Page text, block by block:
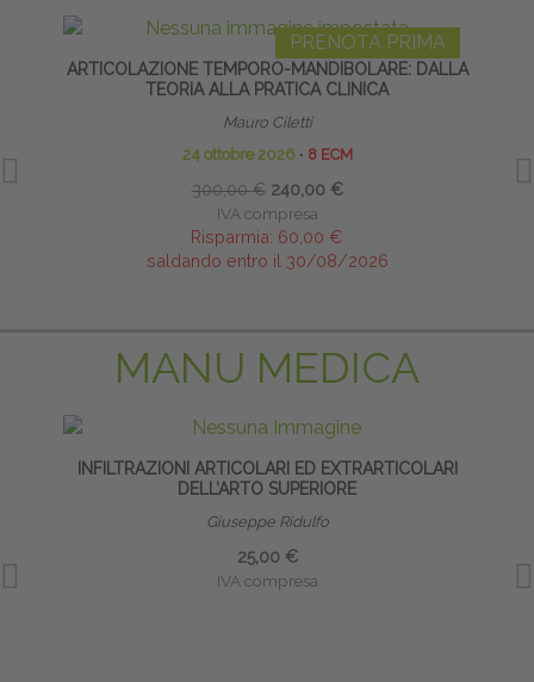
PRENOTA PRIMA
ARTICOLAZIONE TEMPORO-MANDIBOLARE: DALLA
TEORIA ALLA PRATICA CLINICA
Mauro Ciletti
24 ottobre 2026 ∙ 8 ECM
300,00 € 240,00 €
IVA compresa
Risparmia: 60,00 €
saldando entro il 30/08/2026
MANU MEDICA
INFILTRAZIONI ARTICOLARI ED EXTRARTICOLARI
DELL’ARTO SUPERIORE
Giuseppe Ridulfo
25,00 €
IVA compresa